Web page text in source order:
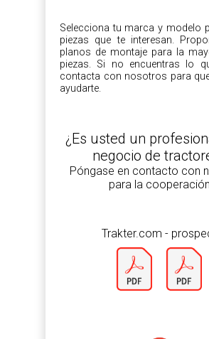
Selecciona tu marca y modelo
piezas que te interesan.
planos de montaje para la
piezas. Si no encuentras lo
contacta con nosotros para
ayudarte.
¿Es usted un
negocio de
Póngase en contacto con
para la cooperación
Trakter.com -